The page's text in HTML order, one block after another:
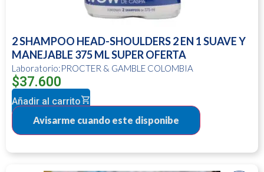
2 SHAMPOO HEAD-SHOULDERS 2 EN 1 SUAVE Y
MANEJABLE 375 ML SUPER OFERTA
Laboratorio:PROCTER & GAMBLE COLOMBIA
$37.600
Añadir al carrito